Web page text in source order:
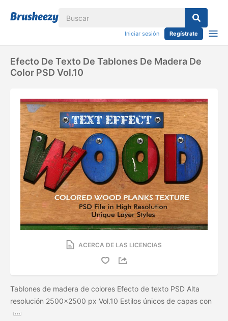
Iniciar sesión Regístrate
Efecto De Texto De Tablones De Madera De
Color PSD Vol.10
ACERCA DE LAS LICENCIAS
Tablones de madera de colores Efecto de texto PSD Alta
resolución 2500x2500 px Vol.10 Estilos únicos de capas con